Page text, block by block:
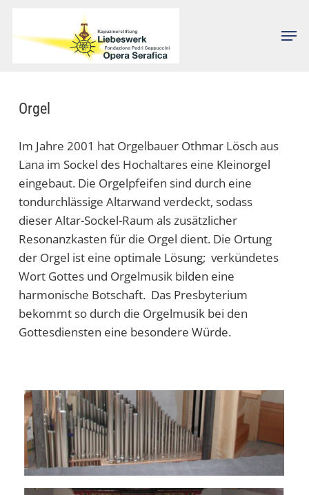
Orgel
Im Jahre 2001 hat Orgelbauer Othmar Lösch aus
Lana im Sockel des Hochaltares eine Kleinorgel
eingebaut. Die Orgelpfeifen sind durch eine
tondurchlässige Altarwand verdeckt, sodass
dieser Altar-Sockel-Raum als zusätzlicher
Resonanzkasten für die Orgel dient. Die Ortung
der Orgel ist eine optimale Lösung; verkündetes
Wort Gottes und Orgelmusik bilden eine
harmonische Botschaft. Das Presbyterium
bekommt so durch die Orgelmusik bei den
Gottesdiensten eine besondere Würde.
Close